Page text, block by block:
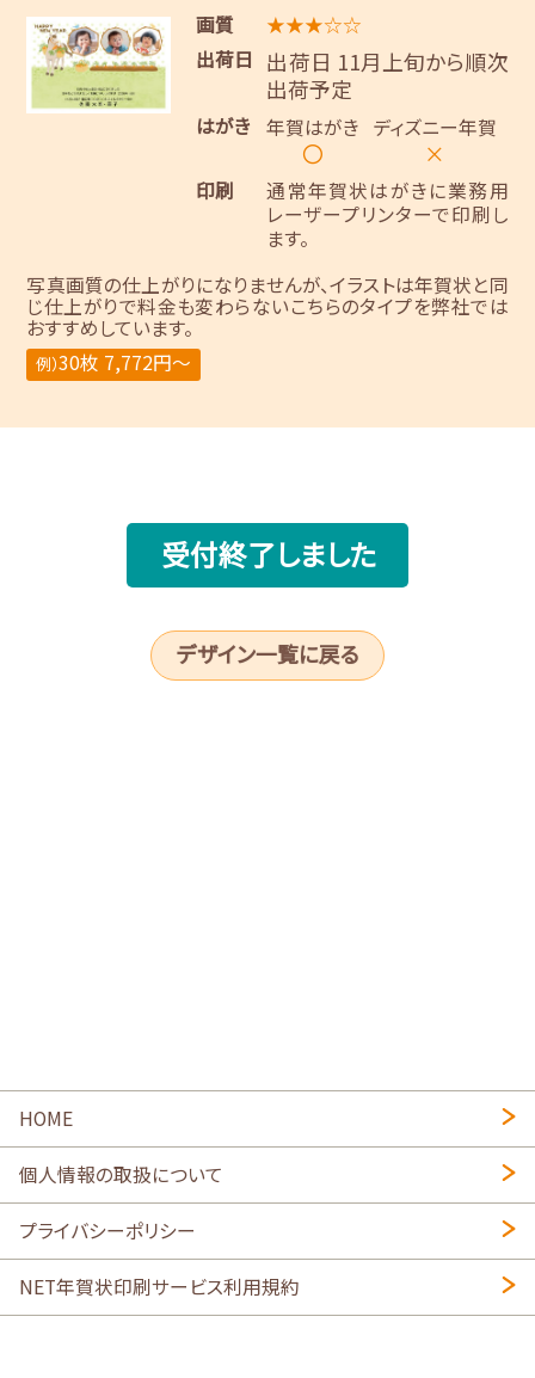
画質
★★★☆☆
出荷日
出荷日 11月上旬から順次
出荷予定
はがき 年賀はがき
〇
ディズニー年賀
×
印刷
通常年賀状はがきに業務用
レーザープリンターで印刷し
ます。
写真画質の仕上がりになりませんが、イラストは年賀状と同
じ仕上がりで料金も変わらないこちらのタイプを弊社では
おすすめしています。
例）30枚 7,772円～
受付終了しました
デザイン一覧に戻る
HOME
個人情報の取扱について
プライバシーポリシー
NET年賀状印刷サービス利用規約